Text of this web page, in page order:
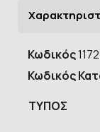
Κωδικός
Κωδικός
ΤΥΠOΣ